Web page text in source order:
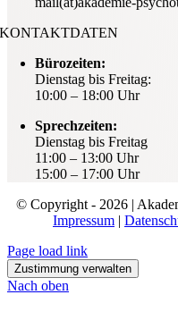
KONTAKTDATEN
Bürozeiten:
Dienstag bis Freitag:
10:00 – 18:00 Uhr
Sprechzeiten:
Dienstag bis Freitag
11:00 – 13:00 Uhr
15:00 – 17:00 Uhr
© Copyright - 2026 |
Impressum |
Page load link
Zustimmung verwalten
Nach oben